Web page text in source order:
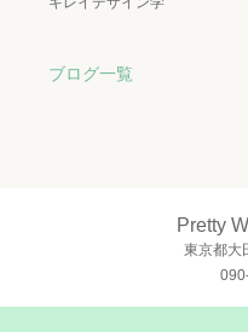
ブログ一覧
Pretty
東京都大